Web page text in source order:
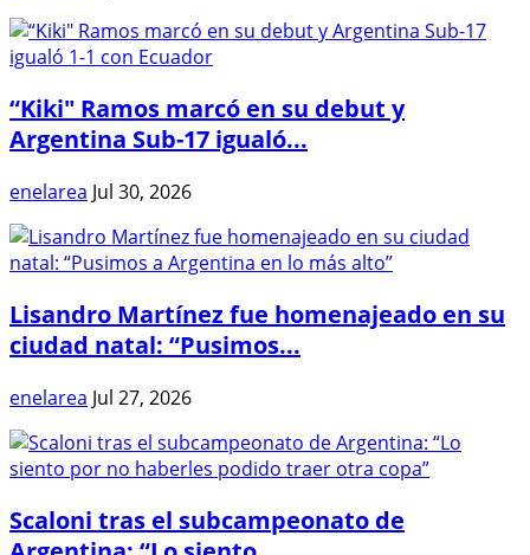
“Kiki" Ramos marcó en su debut y
Argentina Sub-17 igualó...
enelarea Jul 30, 2026
Lisandro Martínez fue homenajeado en su
ciudad natal: “Pusimos...
enelarea Jul 27, 2026
Scaloni tras el subcampeonato de